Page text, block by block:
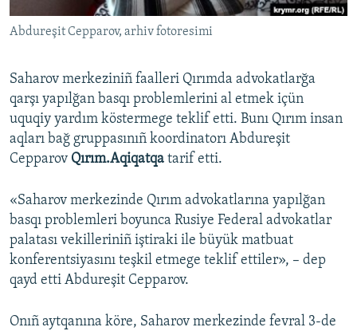
RFE/RS bütün saytları
Abdureşit Cepparov, arhiv fotoresimi
Saharov merkeziniñ faalleri Qırımda advokatlarğa
qarşı yapılğan basqı problemlerini al etmek içün
uquqiy yardım köstermege teklif etti. Bunı Qırım insan
aqları bağ gruppasınıñ koordinatorı Abdureşit
Cepparov Qırım.Aqiqatqa tarif etti.
«Saharov merkezinde Qırım advokatlarına yapılğan
basqı problemleri boyunca Rusiye Federal advokatlar
palatası vekilleriniñ iştiraki ile büyük matbuat
konferentsiyasını teşkil etmege teklif ettiler», – dep
qayd etti Abdureşit Cepparov.
Onıñ aytqanına köre, Saharov merkezinde fevral 3-de